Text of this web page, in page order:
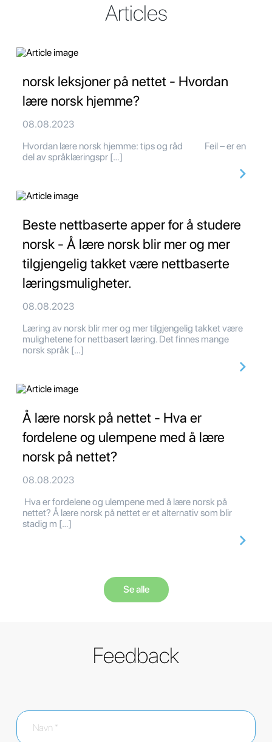
Articles
norsk leksjoner på nettet - Hvordan
lære norsk hjemme?
08.08.2023
Hvordan lære norsk hjemme: tips og råd Feil – er en
del av språklæringspr […]
Beste nettbaserte apper for å studere
norsk - Å lære norsk blir mer og mer
tilgjengelig takket være nettbaserte
læringsmuligheter.
08.08.2023
Læring av norsk blir mer og mer tilgjengelig takket være
mulighetene for nettbasert læring. Det finnes mange
norsk språk […]
Å lære norsk på nettet - Hva er
fordelene og ulempene med å lære
norsk på nettet?
08.08.2023
Hva er fordelene og ulempene med å lære norsk på
nettet? Å lære norsk på nettet er et alternativ som blir
stadig m […]
Se alle
Feedback